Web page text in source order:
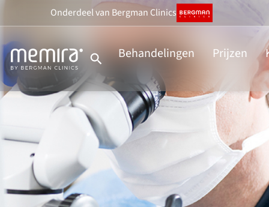
naar
de
inhoud
Onderdeelvan Bergman Clinics
Behandelingen Prijzen